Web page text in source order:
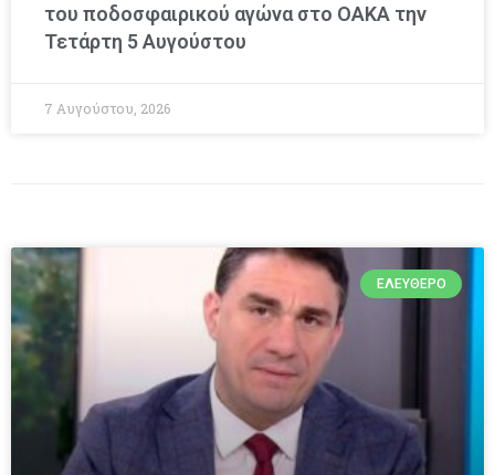
του ποδοσφαιρικού αγώνα στο ΟΑΚΑ την
Τετάρτη 5 Αυγούστου
7 Αυγούστου, 2026
ΕΛΕΎΘΕΡΟ